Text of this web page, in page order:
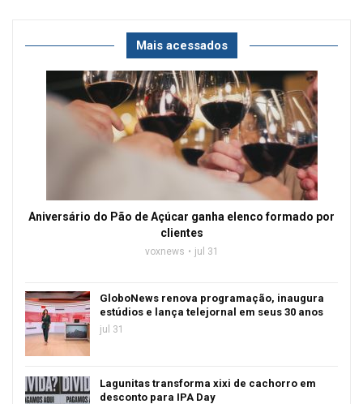
Mais acessados
Aniversário do Pão de Açúcar ganha elenco formado por
clientes
voxnews jul 31
GloboNews renova programação, inaugura
estúdios e lança telejornal em seus 30 anos
jul 31
Lagunitas transforma xixi de cachorro em
desconto para IPA Day